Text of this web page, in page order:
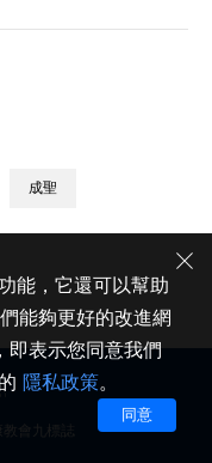
成聖
會九標誌
能，它還可以幫助
能夠更好的改進網
即表示您同意我們
隱私政策。
同意